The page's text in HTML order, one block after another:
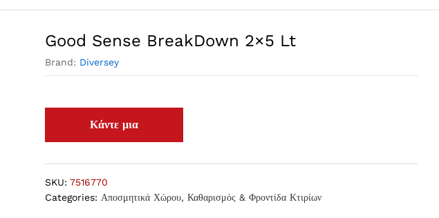
Good Sense BreakDown 2×5 Lt
Brand: Diversey
SKU:7516770
Categories: Αποσμητικά Χώρου,Καθαρισμός & Φροντίδα Κτιρίων